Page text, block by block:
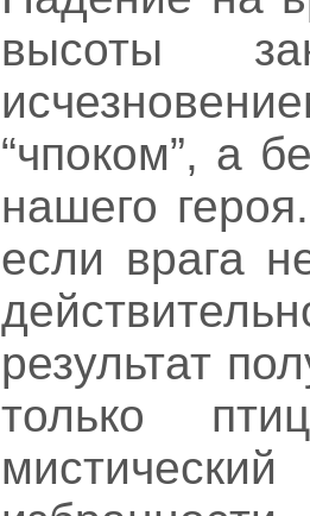
высоты
“чпоком”, а
нашего
если врага
результат
только